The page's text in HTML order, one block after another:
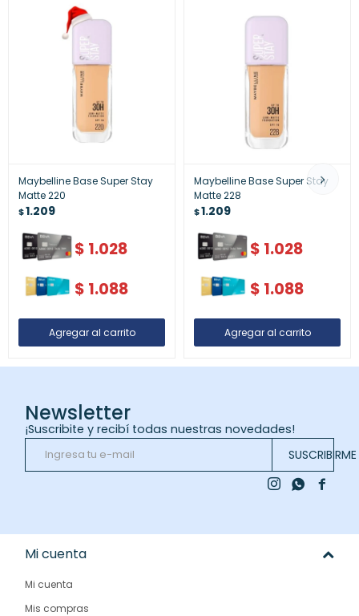
Maybelline Base Super Stay
Matte 220
$1.209
$ 1.028
$ 1.088
Maybelline Base Super Stay
Matte 228
$1.209
$ 1.028
$ 1.088
Newsletter
¡Suscribite y recibí todas nuestras novedades!
SUSCRIBIRME

 
Mi cuenta
Mi cuenta
Mis compras